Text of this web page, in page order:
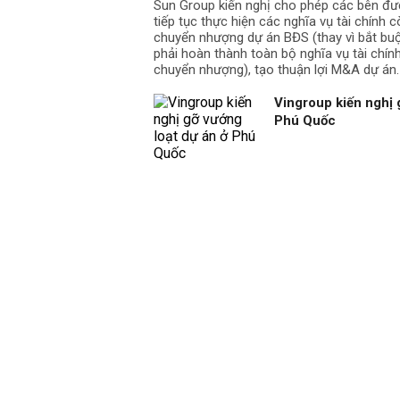
quận
K95)
Đất đồi để san nền
Tại Thị xã
Sơn Tây và
các huyện
K98)
Sun Group kiến nghị cho phép các bên
tiếp tục thực hiện các nghĩa vụ tài chính
chuyển nhượng dự án BĐS (thay vì bắt
phải hoàn thành toàn bộ nghĩa vụ tài
chuyển nhượng), tạo thuận lợi M&A dự án.
Vingroup kiến nghị
Phú Quốc